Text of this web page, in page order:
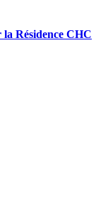
Résidence CHC